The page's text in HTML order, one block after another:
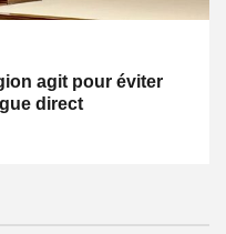
agit pour éviter
direct